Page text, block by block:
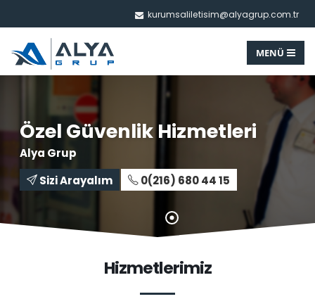
kurumsaliletisim@alyagrup.com.tr
Özel Güvenlik Hizmetleri
Alya Grup
Sizi Arayalım
0(216) 680 44 15
Hizmetlerimiz